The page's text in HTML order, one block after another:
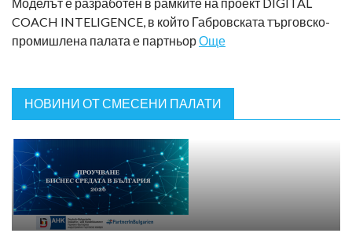
COACH INTELIGENCE, в който Габровската търговско-
промишлена палата е партньорОще
НОВИНИ ОТ СМЕСЕНИ ПАЛАТИ